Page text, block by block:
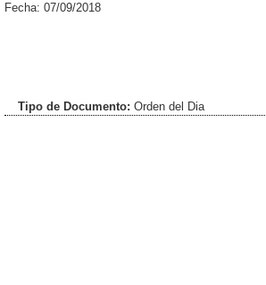
Fecha: 07/09/2018
Tipo de Documento: Orden del Dia